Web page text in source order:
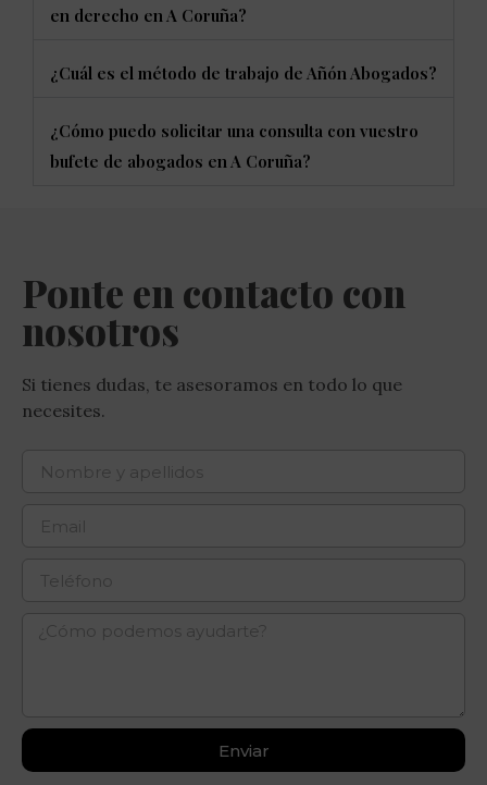
en derecho en A Coruña?
¿Cuál es el método de trabajo de Añón Abogados?
¿Cómo puedo solicitar una consulta con vuestro
bufete de abogados en A Coruña?
Ponte en contacto con
nosotros
Si tienes dudas, te asesoramos en todo lo que
necesites.
Enviar